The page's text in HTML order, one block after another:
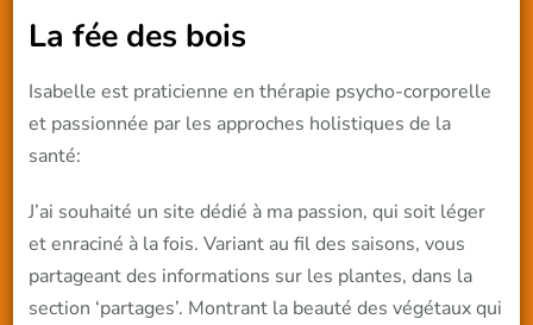
La fée des bois
Isabelle est praticienne en thérapie psycho-corporelle
et passionnée par les approches holistiques de la
santé:
J’ai souhaité un site dédié à ma passion, qui soit léger
et enraciné à la fois. Variant au fil des saisons, vous
partageant des informations sur les plantes, dans la
section ‘partages’. Montrant la beauté des végétaux qui